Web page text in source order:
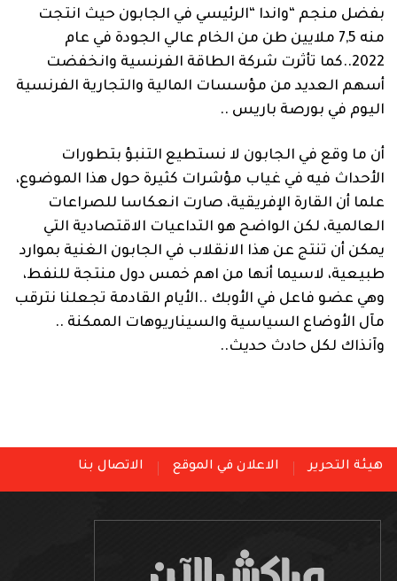
بفضل منجم “واندا “الرئيسي في الجابون حيث انتجت
منه 7,5 ملايين طن من الخام عالي الجودة في عام
2022..كما تأثرت شركة الطاقة الفرنسية وانخفضت
أسهم العديد من مؤسسات المالية والتجارية الفرنسية
اليوم في بورصة باريس ..
أن ما وقع في الجابون لا نستطيع التنبؤ بتطورات
الأحداث فيه في غياب مؤشرات كثيرة حول هذا الموضوع،
علما أن القارة الإفريقية، صارت انعكاسا للصراعات
العالمية، لكن الواضح هو التداعيات الاقتصادية التي
يمكن أن تنتج عن هذا الانقلاب في الجابون الغنية بموارد
طبيعية، لاسيما أنها من اهم خمس دول منتجة للنفط،
وهي عضو فاعل في الأوبك ..الأيام القادمة تجعلنا نترقب
مآل الأوضاع السياسية والسيناريوهات الممكنة ..
وآنذاك لكل حادث حديث..
هيئة التحرير الاعلان في الموقع الاتصال بنا